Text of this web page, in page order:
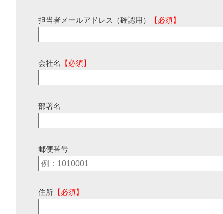
担当者メールアドレス（確認用） 【必須】
会社名 【必須】
部署名
郵便番号
住所 【必須】